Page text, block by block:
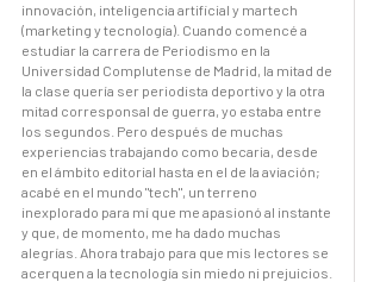
innovación, inteligencia artificial y martech
(marketing y tecnología). Cuando comencé a
estudiar la carrera de Periodismo en la
Universidad Complutense de Madrid, la mitad de
la clase quería ser periodista deportivo y la otra
mitad corresponsal de guerra, yo estaba entre
los segundos. Pero después de muchas
experiencias trabajando como becaria, desde
en el ámbito editorial hasta en el de la aviación;
acabé en el mundo "tech", un terreno
inexplorado para mí que me apasionó al instante
y que, de momento, me ha dado muchas
alegrías. Ahora trabajo para que mis lectores se
acerquen a la tecnología sin miedo ni prejuicios.